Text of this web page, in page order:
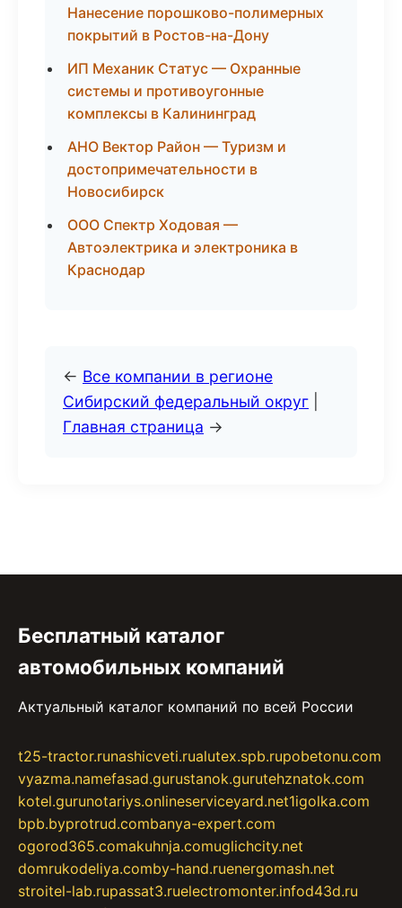
Нанесение порошково-полимерных
покрытий в Ростов-на-Дону
ИП Механик Статус — Охранные
системы и противоугонные
комплексы в Калининград
АНО Вектор Район — Туризм и
достопримечательности в
Новосибирск
ООО Спектр Ходовая —
Автоэлектрика и электроника в
Краснодар
← Все компании в регионе
Сибирский федеральный округ
Главная страница →
Бесплатный каталог
автомобильных компаний
Актуальный каталог компаний по всей России
t25-tractor.runashicveti.rualutex.spb.rupobetonu.com
vyazma.namefasad.gurustanok.gurutehznatok.com
kotel.gurunotariys.onlineserviceyard.net1igolka.com
bpb.byprotrud.combanya-expert.com
ogorod365.comakuhnja.comuglichcity.net
domrukodeliya.comby-hand.ruenergomash.net
stroitel-lab.rupassat3.ruelectromonter.infod43d.ru